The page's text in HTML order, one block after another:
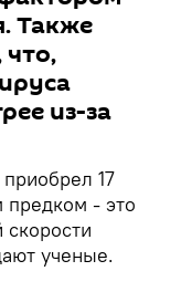
Также
из-за
17
предком - это
ученые.